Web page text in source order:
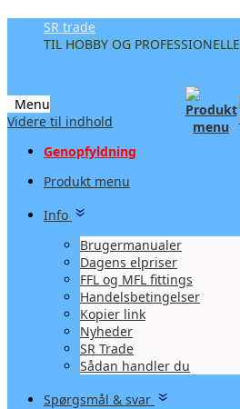
SR trade
TIL HOBBY OG PROFESSIONELLE
Menu
Videre til indhold
Genopfyldning
Produkt menu
Info
Brugermanualer
Dagens elpriser
FFL og MFL fittings
Handelsbetingelser
Kopier link
Nyheder
SR Trade
Sådan handler du
Spørgsmål & svar